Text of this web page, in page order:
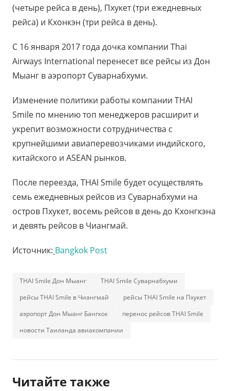
(четыре рейса в день), Пхукет (три ежедневных
рейса) и Кхонкэн (три рейса в день).
С 16 января 2017 года дочка компании Thai
Airways International перенесет все рейсы из Дон
Мыанг в аэропорт Суварнабхуми.
Изменение политики работы компании THAI
Smile по мнению топ менеджеров расширит и
укрепит возможности сотрудничества с
крупнейшими авиаперевозчиками индийского,
китайского и ASEAN рынков.
После переезда, THAI Smile будет осуществлять
семь ежедневных рейсов из Суварнабхуми на
остров Пхукет, восемь рейсов в день до Кхонгкэна
и девять рейсов в Чиангмай.
Источник: ฺ Bangkok Post
THAI Smile Дон Мыанг
THAI Smile Суварнабхуми
рейсы THAI Smile в Чиангмай
рейсы THAI Smile на Пхукет
аэропорт Дон Мыанг Бангкок
перенос рейсов THAI Smile
новости Таиланда авиакомпании
Читайте также